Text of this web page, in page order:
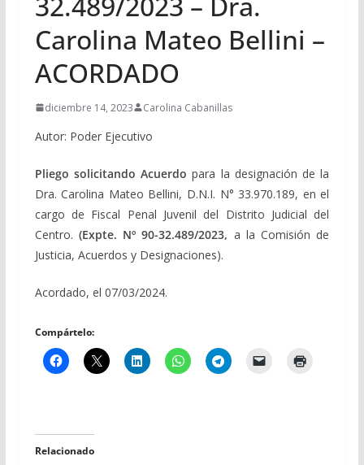
Carolina Mateo Bellini –
ACORDADO
diciembre 14, 2023 Carolina Cabanillas
Autor: Poder Ejecutivo
Pliego solicitando Acuerdopara la designación de la
Dra. Carolina Mateo Bellini, D.N.I. N° 33.970.189, en el
cargo de Fiscal Penal Juvenil del Distrito Judicial del
Centro. (Expte. Nº 90-32.489/2023, a la Comisión de
Justicia, Acuerdos y Designaciones).
Acordado, el 07/03/2024.
Compártelo:
Relacionado